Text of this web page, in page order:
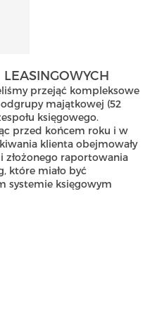
przejąć kompleksowe
majątkowej (52
księgowego.
przed końcem roku i w
klienta obejmowały
złożonego raportowania
które miało być
systemie księgowym